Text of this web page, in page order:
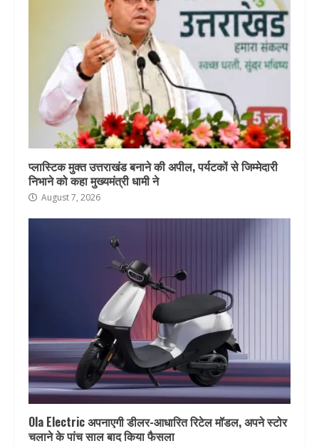
प्लास्टिक मुक्त उत्तराखंड बनाने की अपील, पर्यटकों से जिम्मेदारी
निभाने को कहा मुख्यमंत्री धामी ने
August 7, 2026
Ola Electric अपनाएगी डीलर-आधारित रिटेल मॉडल, अपने स्टोर
चलाने के पांच साल बाद किया फैसला